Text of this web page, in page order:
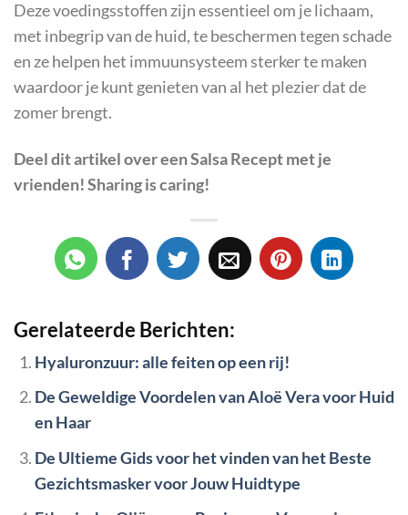
Deze voedingsstoffen zijn essentieel om je lichaam,
met inbegrip van de huid, te beschermen tegen schade
en ze helpen het immuunsysteem sterker te maken
waardoor je kunt genieten van al het plezier dat de
zomer brengt.
Deel dit artikel overeen Salsa Receptmet je
vrienden! Sharing is caring!
Gerelateerde Berichten:
Hyaluronzuur: alle feiten op een rij!
De Geweldige Voordelen van Aloë Vera voor Huid
en Haar
De Ultieme Gids voor het vinden van het Beste
Gezichtsmasker voor Jouw Huidtype